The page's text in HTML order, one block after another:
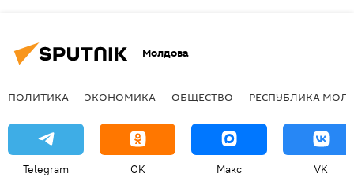
Молдова
ПОЛИТИКА ЭКОНОМИКА ОБЩЕСТВО РЕСПУБЛИКА
Telegram OK Макс VK